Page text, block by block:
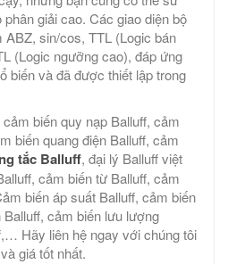
giải cao. Các giao diện bộ
ABZ, sin/cos, TTL (Logic bán
(Logic ngưỡng cao), đáp ứng
biến và đã được thiết lập trong
biến quy nạp Balluff, cảm
biến quang điện Balluff, cảm
tắc Balluff, đại lý Balluff việt
cảm biến từ Balluff, cảm
biến áp suất Balluff, cảm biến
Balluff, cảm biến lưu lượng
Hãy liên hệ ngay với chúng tôi
giá tốt nhất.